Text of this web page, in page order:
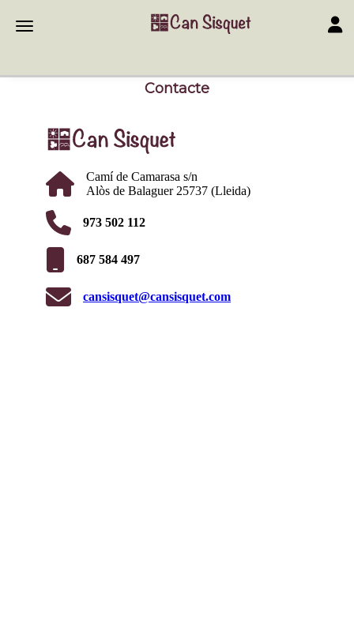
Toggle navigation
Contacte
Camí de Camarasa s/n
Alòs de Balaguer 25737 (Lleida)
973 502 112
687 584 497
cansisquet@cansisquet.com